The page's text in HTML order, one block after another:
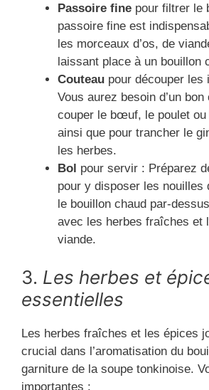
Passoire fine pour filtrer le
passoire fine est
les morceaux d’os, de
laissant place à un bouillon
Couteau pour découper les
Vous aurez besoin d’un
couper le bœuf, le poulet
ainsi que pour trancher le
les herbes.
Bol pour servir : Préparez
pour y disposer les nouilles
le bouillon chaud par-
avec les herbes fraîches et
viande.
3. Les herbes et
essentielles
Les herbes fraîches et les épices
crucial dans l’aromatisation du
garniture de la soupe tonkinoise.
importantes :